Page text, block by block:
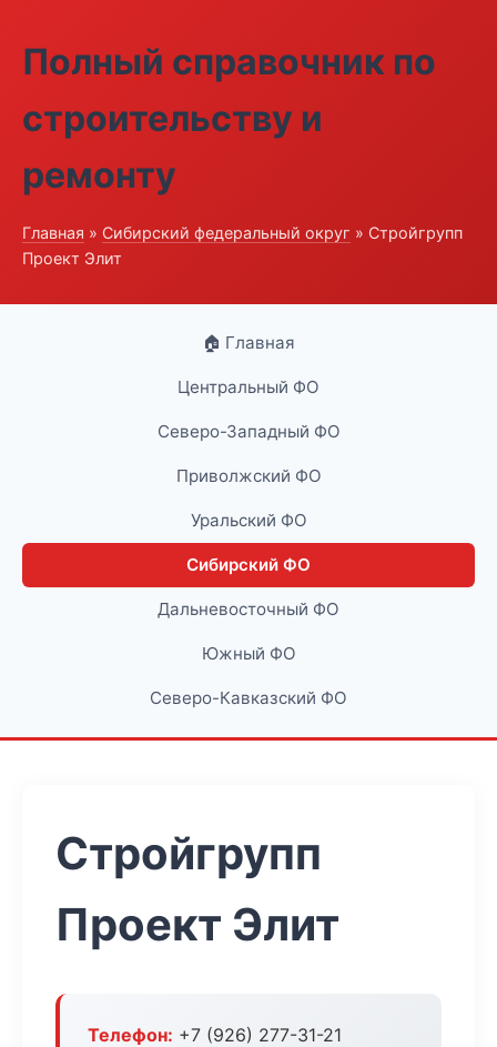
Полный справочник по
строительству и
ремонту
Главная » Сибирский федеральный округ » Стройгрупп
Проект Элит
🏠 Главная
Центральный ФО
Северо-Западный ФО
Приволжский ФО
Уральский ФО
Сибирский ФО
Дальневосточный ФО
Южный ФО
Северо-Кавказский ФО
Стройгрупп
Проект Элит
Телефон: +7 (926) 277-31-21